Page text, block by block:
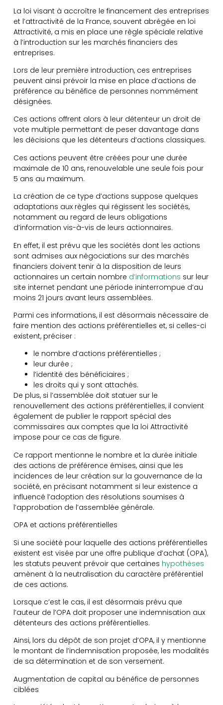
La loi visant à accroître le financement des entreprises
et l’attractivité de la France, souvent abrégée en loi
Attractivité, a mis en place une règle spéciale relative
à l’introduction sur les marchés financiers des
entreprises.
Lors de leur première introduction, ces entreprises
peuvent ainsi prévoir la mise en place d’actions de
préférence au bénéfice de personnes nommément
désignées.
Ces actions offrent alors à leur détenteur un droit de
vote multiple permettant de peser davantage dans
les décisions que les détenteurs d’actions classiques.
Ces actions peuvent être créées pour une durée
maximale de 10 ans, renouvelable une seule fois pour
5 ans au maximum.
La création de ce type d’actions suppose quelques
adaptations aux règles qui régissent les sociétés,
notamment au regard de leurs obligations
d’information vis-à-vis de leurs actionnaires.
En effet, il est prévu que les sociétés dont les actions
sont admises aux négociations sur des marchés
financiers doivent tenir à la disposition de leurs
actionnaires un certain nombre d’informations sur leur
site internet pendant une période ininterrompue d’au
moins 21 jours avant leurs assemblées.
Parmi ces informations, il est désormais nécessaire de
faire mention des actions préférentielles et, si celles-ci
existent, préciser :
le nombre d’actions préférentielles ;
leur durée ;
l’identité des bénéficiaires ;
les droits qui y sont attachés.
De plus, si l’assemblée doit statuer sur le
renouvellement des actions préférentielles, il convient
également de publier le rapport spécial des
commissaires aux comptes que la loi Attractivité
impose pour ce cas de figure.
Ce rapport mentionne le nombre et la durée initiale
des actions de préférence émises, ainsi que les
incidences de leur création sur la gouvernance de la
société, en précisant notamment si leur existence a
influencé l’adoption des résolutions soumises à
l’approbation de l’assemblée générale.
OPA et actions préférentielles
Si une société pour laquelle des actions préférentielles
existent est visée par une offre publique d’achat (OPA),
les statuts peuvent prévoir que certaines hypothèses
amènent à la neutralisation du caractère préférentiel
de ces actions.
Lorsque c’est le cas, il est désormais prévu que
l’auteur de l’OPA doit proposer une indemnisation aux
détenteurs des actions préférentielles.
Ainsi, lors du dépôt de son projet d’OPA, il y mentionne
le montant de l’indemnisation proposée, les modalités
de sa détermination et de son versement.
Augmentation de capital au bénéfice de personnes
ciblées